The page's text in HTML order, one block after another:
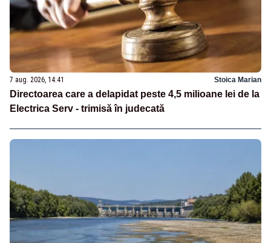
7 aug. 2026, 14:41 Stoica Marian
Directoarea care a delapidat peste 4,5 milioane lei de la
Electrica Serv - trimisă în judecată